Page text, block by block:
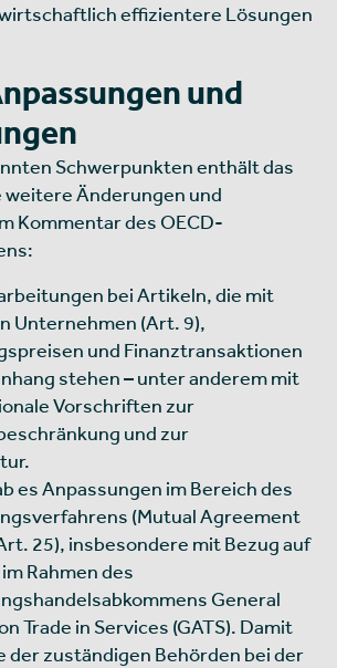
effizientere Lösungen
und
Schwerpunkten enthält das
Änderungen und
Kommentar des OECD-
bei Artikeln, die mit
Unternehmen (Art. 9),
und Finanztransaktionen
stehen – unter anderem mit
Vorschriften zur
und zur
.
es Anpassungen im Bereich des
(Mutual Agreement
25), insbesondere mit Bezug auf
Rahmen des
General
Trade in Services (GATS). Damit
der zuständigen Behörden bei der